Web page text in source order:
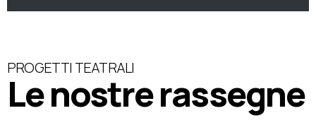
PROGETTI TEATRALI
Le nostre rassegne